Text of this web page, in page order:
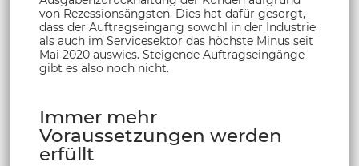
von Rezessionsängsten. Dies hat dafür gesorgt,
dass der Auftragseingang sowohl in der Industrie
als auch im Servicesektor das höchste Minus seit
Mai 2020 auswies. Steigende Auftragseingänge
gibt es also noch nicht.
Immer mehr
Voraussetzungen werden
erfüllt